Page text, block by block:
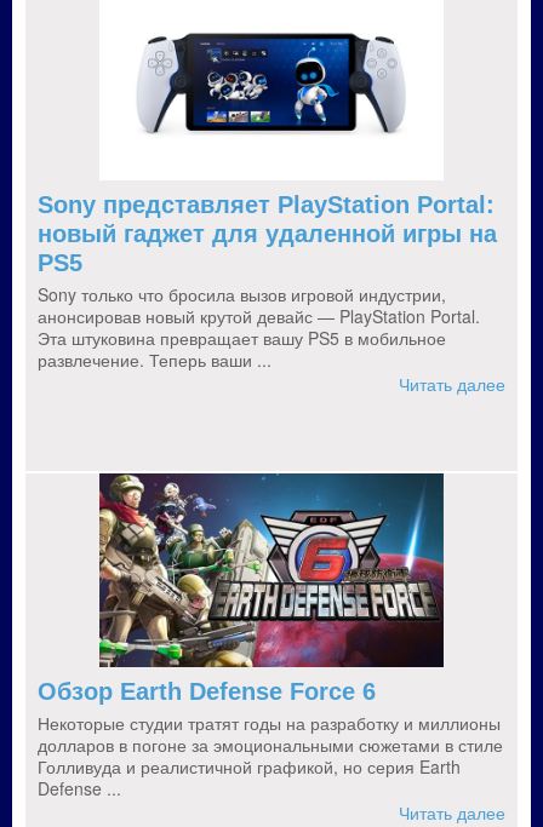
Sony представляет PlayStation Portal:
новый гаджет для удаленной игры на
PS5
Sony только что бросила вызов игровой индустрии,
анонсировав новый крутой девайс — PlayStation Portal.
Эта штуковина превращает вашу PS5 в мобильное
развлечение. Теперь ваши ...
Читать далее
Обзор Earth Defense Force 6
Некоторые студии тратят годы на разработку и миллионы
долларов в погоне за эмоциональными сюжетами в стиле
Голливуда и реалистичной графикой, но серия Earth
Defense ...
Читать далее